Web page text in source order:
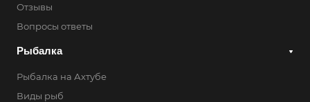
Отзывы
Вопросы ответы
Рыбалка
Рыбалка на Ахтубе
Виды рыб